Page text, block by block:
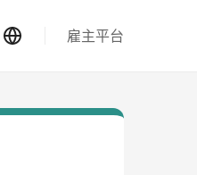
雇主平台